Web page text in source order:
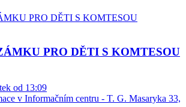
PRO DĚTI S KOMTESOU
od 13:09
v Informačním centru - T. G. Masaryka 33,